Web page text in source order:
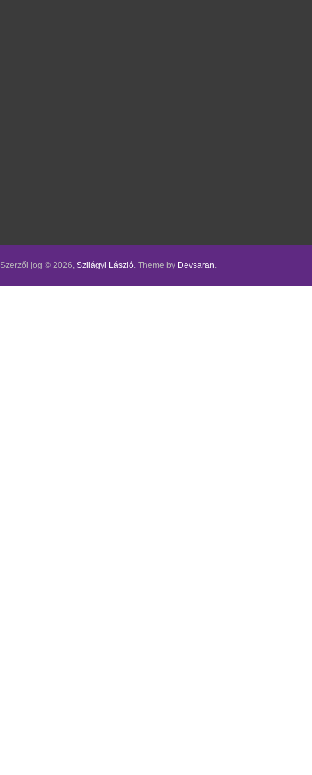
Szerzői jog © 2026, Szilágyi László. Theme by Devsaran.